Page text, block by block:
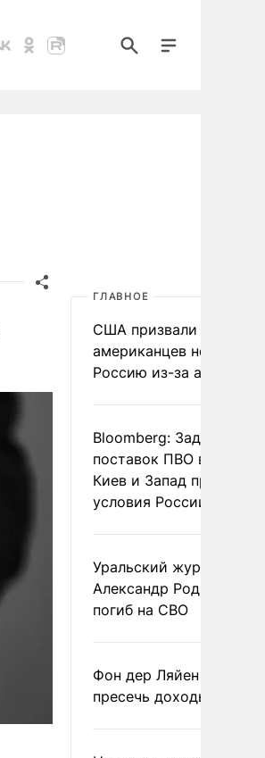
ГЛАВНОЕ
США призвали
американцев не
Россию из-за атак ВСУ
Bloomberg: Задержка
поставок ПВО вынудит
Киев и Запад принять
условия России
Уральский журналист
Александр Родионов
погиб на СВО
Фон дер Ляйен
пресечь доходы России